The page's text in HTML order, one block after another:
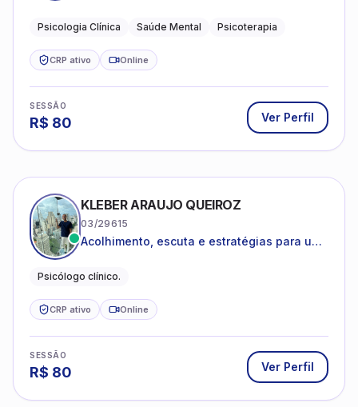
depressão e autoestima.
Psicologia Clínica Saúde Mental Psicoterapia
CRP ativo Online
SESSÃO
R$ 80 Ver Perfil
KLEBER ARAUJO QUEIROZ
03/29615
Acolhimento, escuta e estratégias para uma
Psicólogo clínico.
CRP ativo Online
SESSÃO
R$ 80 Ver Perfil